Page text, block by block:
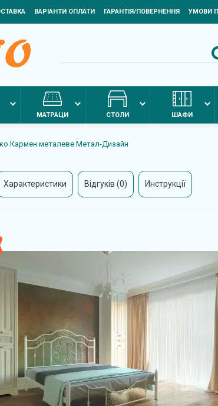
ВАРІАНТИ ОПЛАТИ ГАРАНТІЯ/ПОВЕРНЕННЯ УМОВИ
МАТРАЦИ СТОЛИ ШАФИ
Кармен металеве Метал-Дизайн
Характеристики Відгуків (0) Инструкції